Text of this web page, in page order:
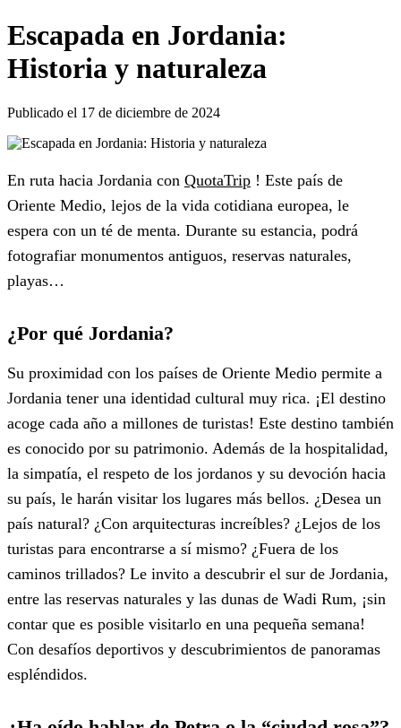
Escapada en Jordania:
Historia y naturaleza
Publicado el 17 de diciembre de 2024
En ruta hacia Jordania con QuotaTrip ! Este país de
Oriente Medio, lejos de la vida cotidiana europea, le
espera con un té de menta. Durante su estancia, podrá
fotografiar monumentos antiguos, reservas naturales,
playas…
¿Por qué Jordania?
Su proximidad con los países de Oriente Medio permite a
Jordania tener una identidad cultural muy rica. ¡El destino
acoge cada año a millones de turistas! Este destino también
es conocido por su patrimonio. Además de la hospitalidad,
la simpatía, el respeto de los jordanos y su devoción hacia
su país, le harán visitar los lugares más bellos. ¿Desea un
país natural? ¿Con arquitecturas increíbles? ¿Lejos de los
turistas para encontrarse a sí mismo? ¿Fuera de los
caminos trillados? Le invito a descubrir el sur de Jordania,
entre las reservas naturales y las dunas de Wadi Rum, ¡sin
contar que es posible visitarlo en una pequeña semana!
Con desafíos deportivos y descubrimientos de panoramas
espléndidos.